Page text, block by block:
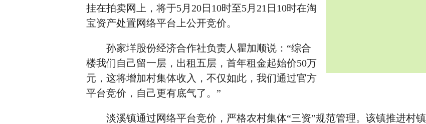
挂在拍卖网上，将于5月20日10时至5月21日10时在淘
宝资产处置网络平台上公开竞价。
孙家垟股份经济合作社负责人瞿加顺说：“综合
楼我们自己留一层，出租五层，首年租金起始价50万
元，这将增加村集体收入，不仅如此，我们通过官方
平台竞价，自己更有底气了。”
淡溪镇通过网络平台竞价，严格农村集体“三资”规范管理。该镇推进村